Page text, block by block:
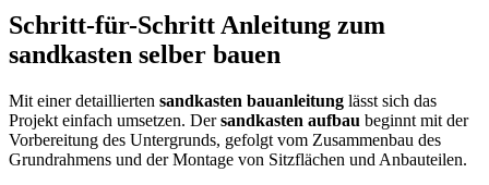
Schritt-für-Schritt Anleitung zum
sandkasten selber bauen
Mit einer detaillierten sandkasten bauanleitung lässt sich das
Projekt einfach umsetzen. Dersandkasten aufbau beginnt mit der
Vorbereitung des Untergrunds, gefolgt vom Zusammenbau des
Grundrahmens und der Montage von Sitzflächen und Anbauteilen.